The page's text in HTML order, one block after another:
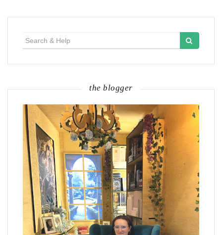
the blogger